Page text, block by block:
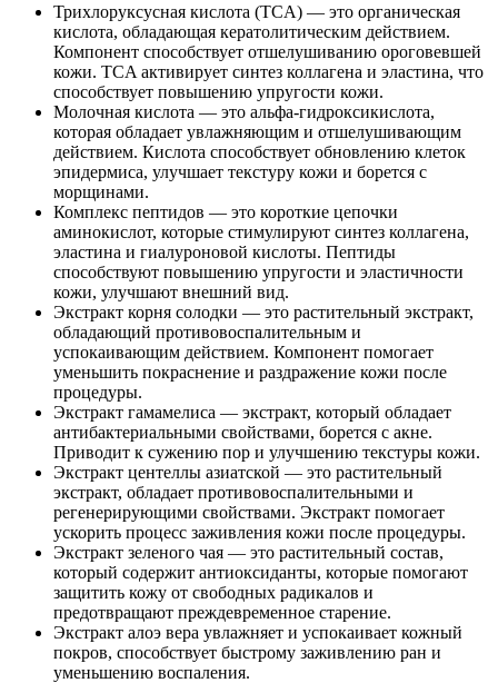
Трихлоруксусная кислота (TCA) — это органическая
кислота, обладающая кератолитическим действием.
Компонент способствует отшелушиванию ороговевшей
кожи. TCA активирует синтез коллагена и эластина, что
способствует повышению упругости кожи.
Молочная кислота — это альфа-гидроксикислота,
которая обладает увлажняющим и отшелушивающим
действием. Кислота способствует обновлению клеток
эпидермиса, улучшает текстуру кожи и борется с
морщинами.
Комплекс пептидов — это короткие цепочки
аминокислот, которые стимулируют синтез коллагена,
эластина и гиалуроновой кислоты. Пептиды
способствуют повышению упругости и эластичности
кожи, улучшают внешний вид.
Экстракт корня солодки — это растительный экстракт,
обладающий противовоспалительным и
успокаивающим действием. Компонент помогает
уменьшить покраснение и раздражение кожи после
процедуры.
Экстракт гамамелиса — экстракт, который обладает
антибактериальными свойствами, борется с акне.
Приводит к сужению пор и улучшению текстуры кожи.
Экстракт центеллы азиатской — это растительный
экстракт, обладает противовоспалительными и
регенерирующими свойствами. Экстракт помогает
ускорить процесс заживления кожи после процедуры.
Экстракт зеленого чая — это растительный состав,
который содержит антиоксиданты, которые помогают
защитить кожу от свободных радикалов и
предотвращают преждевременное старение.
Экстракт алоэ вера увлажняет и успокаивает кожный
покров, способствует быстрому заживлению ран и
уменьшению воспаления.